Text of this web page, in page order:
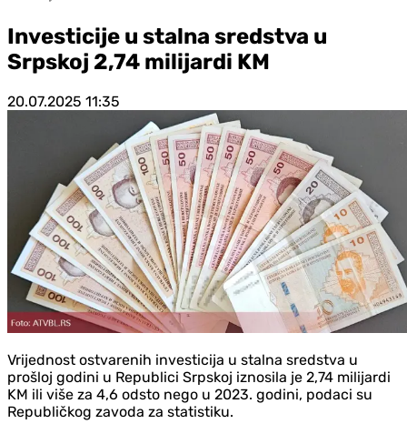
Investicije u stalna sredstva u
Srpskoj 2,74 milijardi KM
20.07.2025 11:35
Vrijednost ostvarenih investicija u stalna sredstva u
prošloj godini u Republici Srpskoj iznosila je 2,74 milijardi
KM ili više za 4,6 odsto nego u 2023. godini, podaci su
Republičkog zavoda za statistiku.